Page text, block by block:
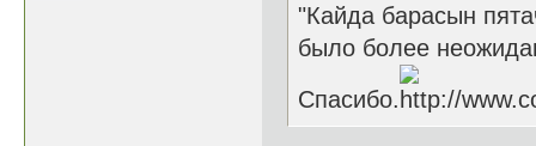
"Кайда барасын
было более
Спасибо.